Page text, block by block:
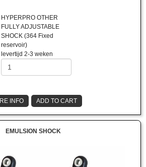
HYPERPRO OTHER
FULLY ADJUSTABLE
SHOCK (364 Fixed
reservoir)
levertijd 2-3 weken
INFO ADD TO CART
EMULSION SHOCK